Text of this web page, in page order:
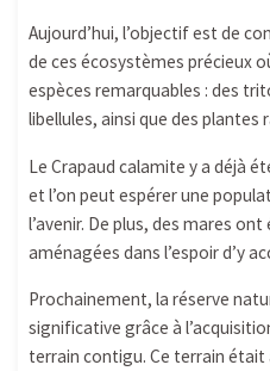
Aujourd’hui, l’objectif est de
de ces écosystèmes précieux
espèces remarquables : des
libellules, ainsi que des plantes
Le Crapaud calamite y a déjà
et l’on peut espérer une
l’avenir. De plus, des mares
aménagées dans l’espoir d’y
Prochainement, la réserve
significative grâce à
terrain contigu. Ce terrain était